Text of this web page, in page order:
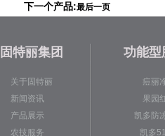
下一个产品:最后一页
固特丽集团
关于固特丽
新闻资讯
产品展示
农技服务
功能型
痘丽
果园
凯多防
凯多